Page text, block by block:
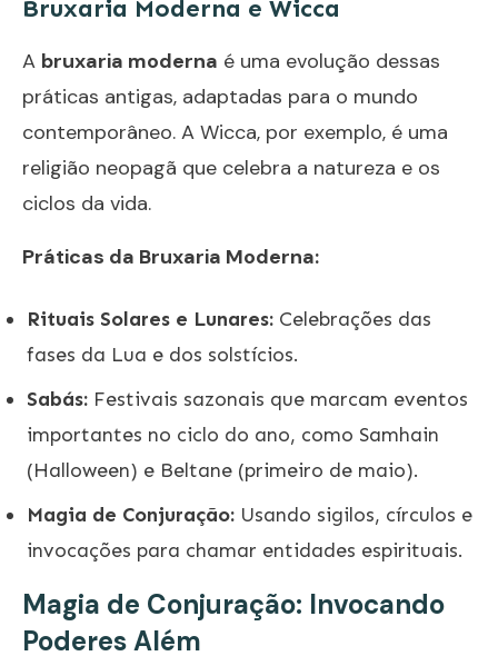
Bruxaria Moderna e Wicca
A bruxaria moderna é uma evolução dessas
práticas antigas, adaptadas para o mundo
contemporâneo. A Wicca, por exemplo, é uma
religião neopagã que celebra a natureza e os
ciclos da vida.
Práticas da Bruxaria Moderna:
Rituais Solares e Lunares: Celebrações das
fases da Lua e dos solstícios.
Sabás: Festivais sazonais que marcam eventos
importantes no ciclo do ano, como Samhain
(Halloween) e Beltane (primeiro de maio).
Magia de Conjuração: Usando sigilos, círculos e
invocações para chamar entidades espirituais.
Magia de Conjuração: Invocando
Poderes Além